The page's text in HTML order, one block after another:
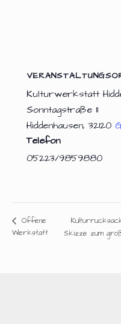
Kulturwerkstatt
Sonntagstraße 11
Hiddenhausen, 32120
Telefon
05223/9859880
Offene
Werkstatt
Skizze zum